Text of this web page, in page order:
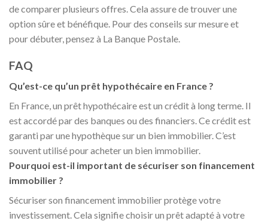
de comparer plusieurs offres. Cela assure de trouver une
option sûre et bénéfique. Pour des conseils sur mesure et
pour débuter, pensez à La Banque Postale.
FAQ
Qu’est-ce qu’un prêt hypothécaire en France ?
En France, un prêt hypothécaire est un crédit à long terme. Il
est accordé par des banques ou des financiers. Ce crédit est
garanti par une hypothèque sur un bien immobilier. C’est
souvent utilisé pour acheter un bien immobilier.
Pourquoi est-il important de sécuriser son financement
immobilier ?
Sécuriser son financement immobilier protège votre
investissement. Cela signifie choisir un prêt adapté à votre